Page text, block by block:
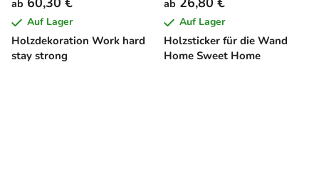
Holzdekoration Work hard
stay strong
ab
Auf Lager
Holzsticker für die Wand
Home Sweet Home
ab
Auf Lager